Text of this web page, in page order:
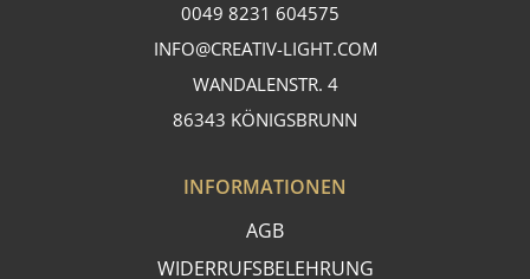
0049 8231 604575
INFO@CREATIV-LIGHT.COM
WANDALENSTR. 4
86343 KÖNIGSBRUNN
INFORMATIONEN
AGB
WIDERRUFSBELEHRUNG